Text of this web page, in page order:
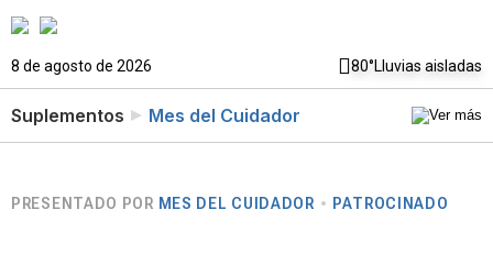
8 de agosto de 2026 80°Lluvias aisladas
Suplementos Mes del Cuidador
PRESENTADO POR MES DEL CUIDADOR PATROCINADO